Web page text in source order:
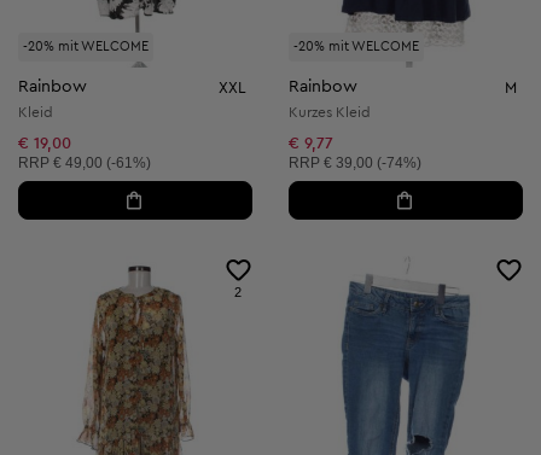
-20% mit WELCOME
Rainbow XXL
Kleid
€ 19,00
Unverbindliche Preisempfehlung:
RRP € 49,00 (-61%)
-20% mit WELCOME
Rainbow M
Kurzes Kleid
€ 9,77
Unverbindliche Preisempfehlung:
RRP € 39,00 (-74%)
2